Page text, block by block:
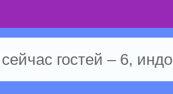
гостей – 6,